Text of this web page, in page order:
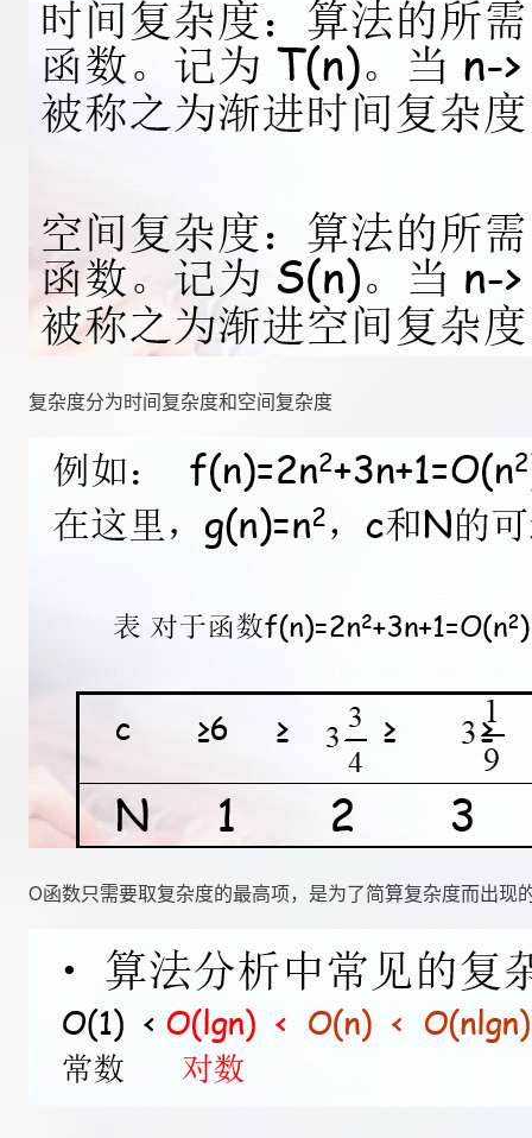
复杂度分为时间复杂度和空间复杂度
O函数只需要取复杂度的最高项，是为了简算复杂度而出现